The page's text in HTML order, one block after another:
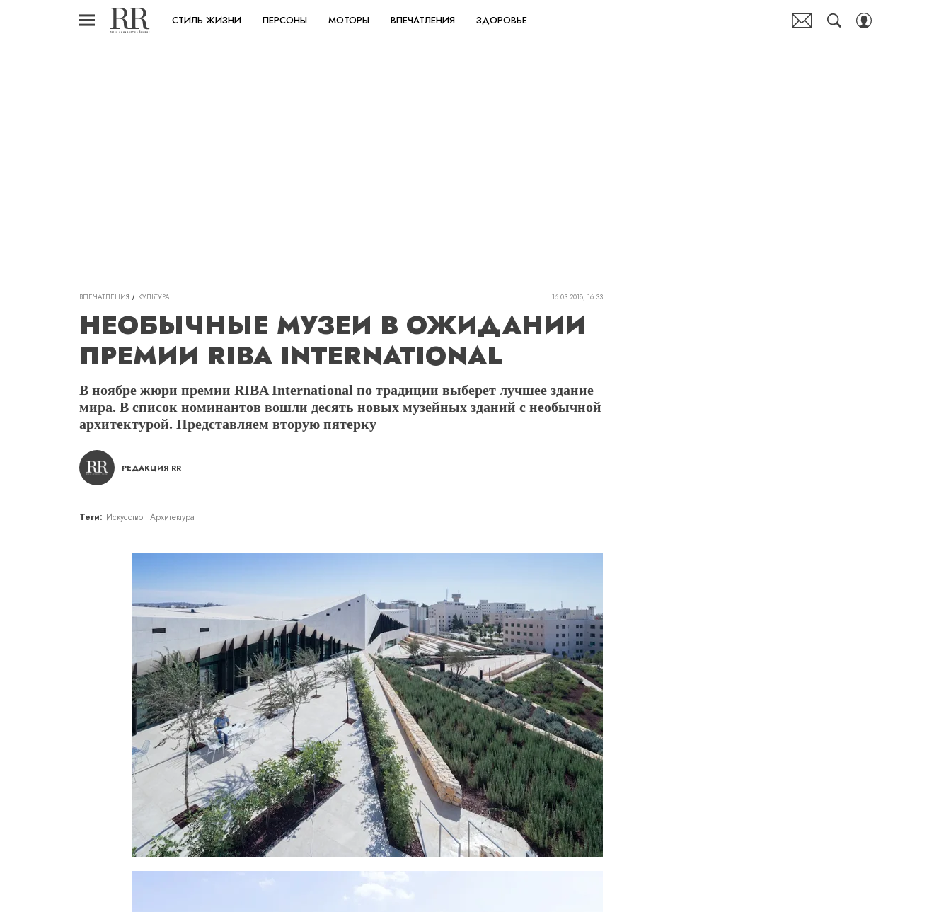
СТИЛЬ ЖИЗНИ ПЕРСОНЫ МОТОРЫ ВПЕЧАТЛЕНИЯ ЗДОРОВЬЕ
ВПЕЧАТЛЕНИЯ КУЛЬТУРА 16.03.2018, 16:33
НЕОБЫЧНЫЕ МУЗЕИ В ОЖИДАНИИ
ПРЕМИИ RIBA INTERNATIONAL
В ноябре жюри премии RIBA International по традиции выберет лучшее здание
мира. В список номинантов вошли десять новых музейных зданий с необычной
архитектурой. Представляем вторую пятерку
РЕДАКЦИЯ RR
Теги: Искусство Архитектура